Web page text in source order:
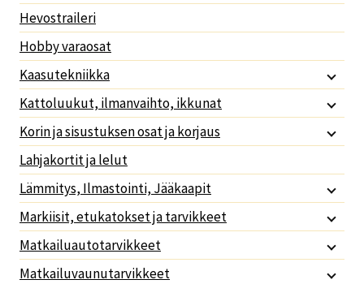
Hevostraileri
Hobby varaosat
Kaasutekniikka
Kattoluukut, ilmanvaihto, ikkunat
Korin ja sisustuksen osat ja korjaus
Lahjakortit ja lelut
Lämmitys, Ilmastointi, Jääkaapit
Markiisit, etukatokset ja tarvikkeet
Matkailuautotarvikkeet
Matkailuvaunutarvikkeet